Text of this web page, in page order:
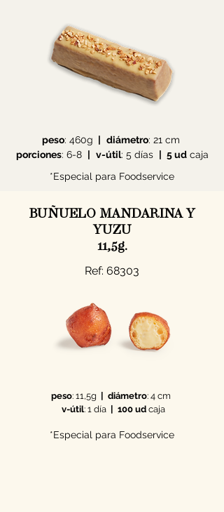
peso: 460g | diámetro: 21 cm
porciones: 6-8 | v-útil: 5 días | 5 udcaja
*Especial para Foodservice
BUÑUELO MANDARINA Y
YUZU
11,5g.
Ref: 68303
peso: 11,5g diámetro: 4 cm
v-útil: 1 día | 100 udcaja
*Especial para Foodservice